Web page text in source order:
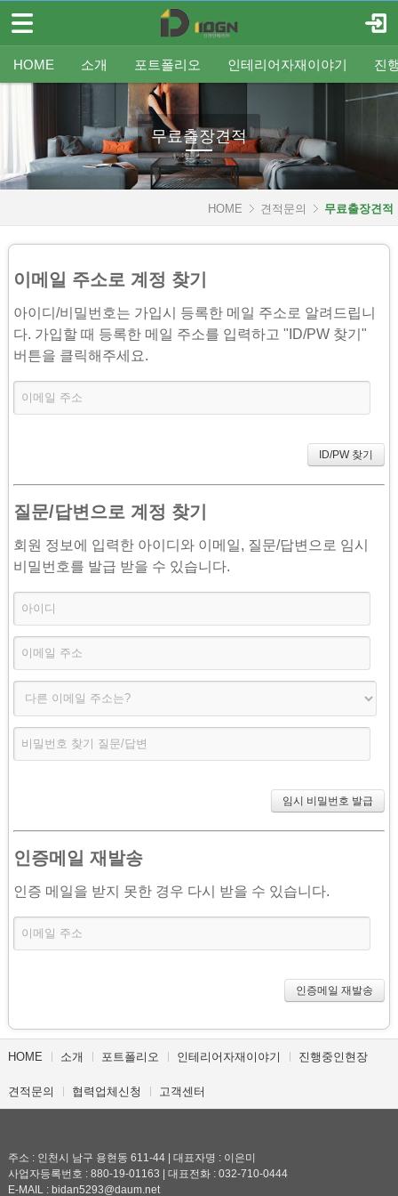
HOME 소개 포트폴리오 인테리어자재이야기 진
조직도 오시는 길
평형별샷시 기타공사
욕실 타일 바닥재 벽지
무료출장견적 인테리어셀프자동견적
Q&A FAQ
무료출장견적
HOME 견적문의 무료출장견적
이메일 주소로 계정 찾기
아이디/비밀번호는 가입시 등록한 메일 주소로 알려드립니
다. 가입할 때 등록한 메일 주소를 입력하고 "ID/PW 찾기"
버튼을 클릭해주세요.
질문/답변으로 계정 찾기
회원 정보에 입력한 아이디와 이메일, 질문/답변으로 임시
비밀번호를 발급 받을 수 있습니다.
인증메일 재발송
인증 메일을 받지 못한 경우 다시 받을 수 있습니다.
HOME 소개 포트폴리오 인테리어자재이야기 진행중인현장
견적문의 협력업체신청 고객센터
주소 : 인천시 남구 용현동 611-44 | 대표자명 : 이은미
사업자등록번호 : 880-19-01163 | 대표전화 : 032-710-0444
E-MAIL : bidan5293@daum.net
로그인
HOME
포트폴리오
인테리어자재이야기
견적문의
- 온라인견적
- 무료출장견적
- 인테리어셀프자동견적
협력업체신청